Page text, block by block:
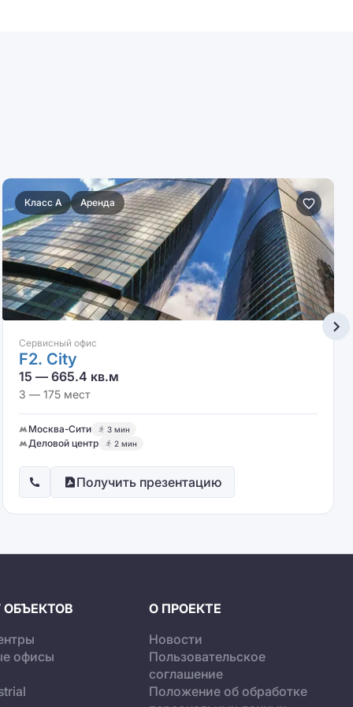
Класс A Аренда
Сервисный офис
F2. City
15 — 665.4 кв.м
3 — 175 мест
Москва-Сити 3 мин
Деловой центр 2 мин
Получить презентацию
ОБЪЕКТОВ
офисы
О ПРОЕКТЕ
Новости
Пользовательское
соглашение
Положение об обработке